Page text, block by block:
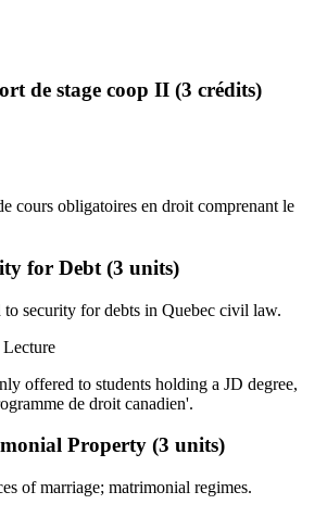
de stage coop II (3 crédits)
cours obligatoires en droit comprenant le
for Debt (3 units)
to security for debts in Quebec civil law.
Lecture
offered to students holding a JD degree,
de droit canadien'.
Property (3 units)
of marriage; matrimonial regimes.